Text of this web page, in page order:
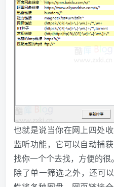
也就是说当你在网上四处
监听功能，它可以自动捕
找你一个个去找，方便的很。
除了单一筛选之外，还可